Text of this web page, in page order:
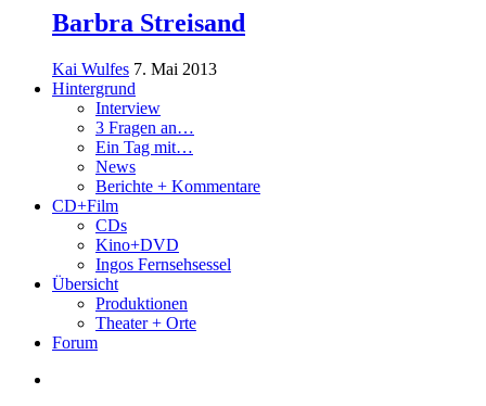
Barbra Streisand
Kai Wulfes 7. Mai 2013
Hintergrund
Interview
3 Fragen an…
Ein Tag mit…
News
Berichte + Kommentare
CD+Film
CDs
Kino+DVD
Ingos Fernsehsessel
Übersicht
Produktionen
Theater + Orte
Forum